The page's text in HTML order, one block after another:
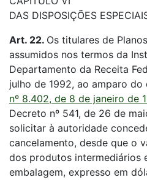
DAS DISPOSIÇÕES
Art. 22. Os titulares de
assumidos nos termos da
Departamento da Receita
julho de 1992, ao amparo
nº 8.402, de 8 de janeiro de
Decreto nº 541, de 26 de
solicitar à autoridade
cancelamento, desde que o
dos produtos intermediários
embalagem, expresso em